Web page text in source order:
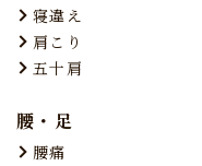
寝違え
肩こり
五十肩
腰・足
腰痛